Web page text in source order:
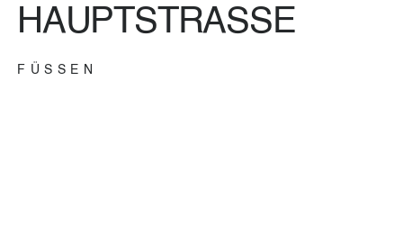
HAUPTSTRASSE
FÜSSEN